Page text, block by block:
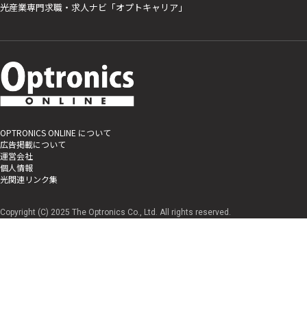
光産業専門求職・求人ナビ「オプトキャリア」
OPTRONICS ONLINE について
広告掲載について
運営会社
個人情報
光関連リンク集
Copyright (C) 2025 The Optronics Co., Ltd. All rights reserved.